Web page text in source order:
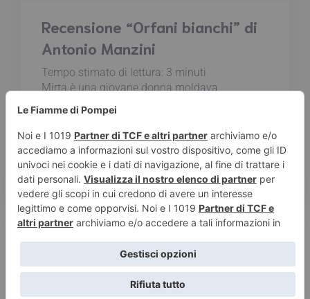
Recensione “Orfani bianchi” di
Antonio Manzini
Tempo stimato di lettura: 3 minuti
Mirta è una giovane donna moldava
trapiantata a Roma in cerca di lavoro. Alle
spalle si è lasciata un mondo di miseria e
sofferenza, e soprattutto Ilie, il suo bambino,
tutto quello che ha di bello e le dà sostegno in
questa vita di nuovi sacrifici e umiliazioni...
Leggi tutto
2 3 … 12